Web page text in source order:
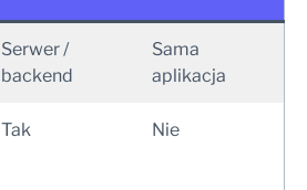
Serwer /
backend
Sama
aplikacja
Tak Nie